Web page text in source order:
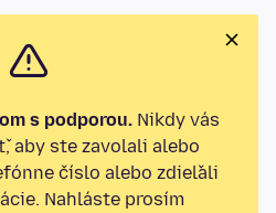
s podporou. Nikdy vás
aby ste zavolali alebo
číslo alebo zdieľali
Nahláste prosím